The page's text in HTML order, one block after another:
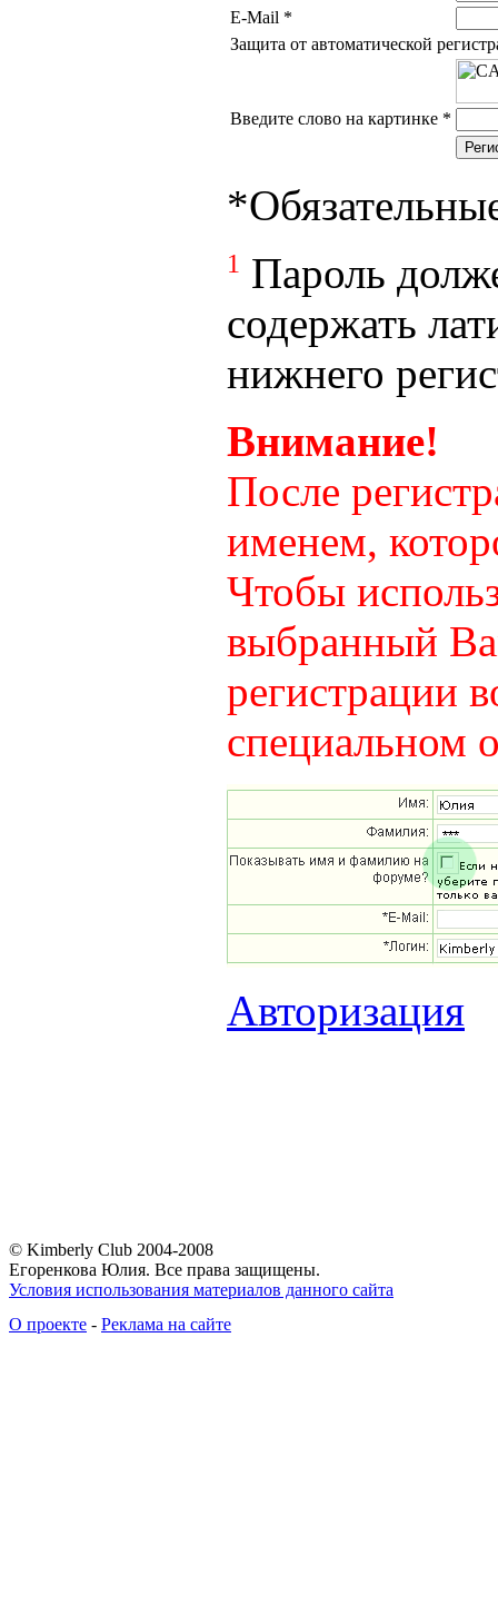
E-Mail *
Защита от автоматической
Введите слово на картинке *
*
1 Пароль
содержать
нижнего
Внимание!
После
именем,
Чтобы
выбранный
регистрации
специальном
Авторизация
© Kimberly Club 2004-2008
Егоренкова Юлия. Все права защищены.
Условия использования материалов данного сайта
О проекте - Реклама на сайте